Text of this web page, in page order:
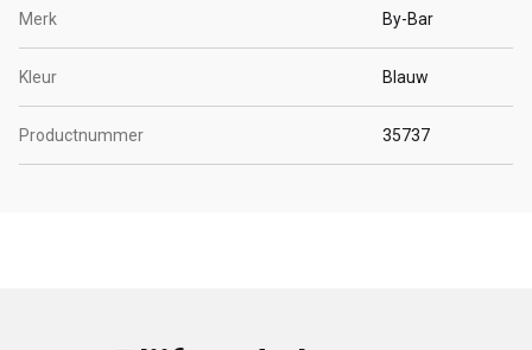
Merk By-Bar
Kleur Blauw
Productnummer 35737